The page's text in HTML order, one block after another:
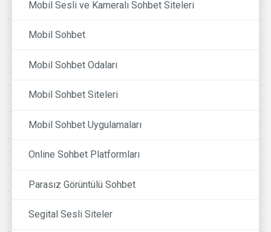
Mobil Sesli ve Kameralı Sohbet Siteleri
Mobil Sohbet
Mobil Sohbet Odaları
Mobil Sohbet Siteleri
Mobil Sohbet Uygulamaları
Online Sohbet Platformları
Parasız Görüntülü Sohbet
Segital Sesli Siteler